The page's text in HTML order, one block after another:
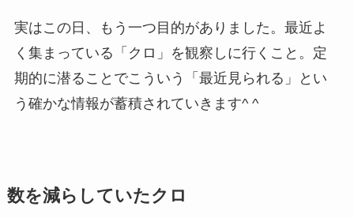
実はこの日、もう一つ目的がありました。最近よ
く集まっている「クロ」を観察しに行くこと。定
期的に潜ることでこういう「最近見られる」とい
う確かな情報が蓄積されていきます^ ^
数を減らしていたクロ